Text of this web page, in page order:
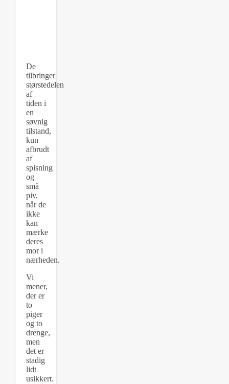
De
tilbringer
størstedelen
af
tiden i
en
søvnig
tilstand,
kun
afbrudt
af
spisning
og
små
piv,
når de
ikke
kan
mærke
deres
mor i
nærheden.
Vi
mener,
der er
to
piger
og to
drenge,
men
det er
stadig
lidt
usikkert.